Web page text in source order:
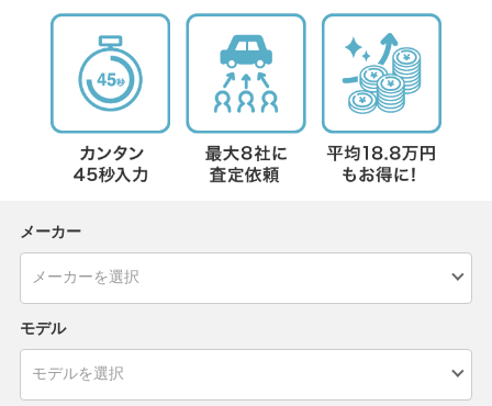
メーカー
モデル